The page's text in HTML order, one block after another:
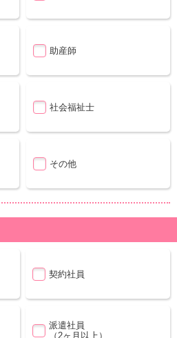
助産師
社会福祉士
その他
契約社員
派遣社員
（2ヶ月以上）